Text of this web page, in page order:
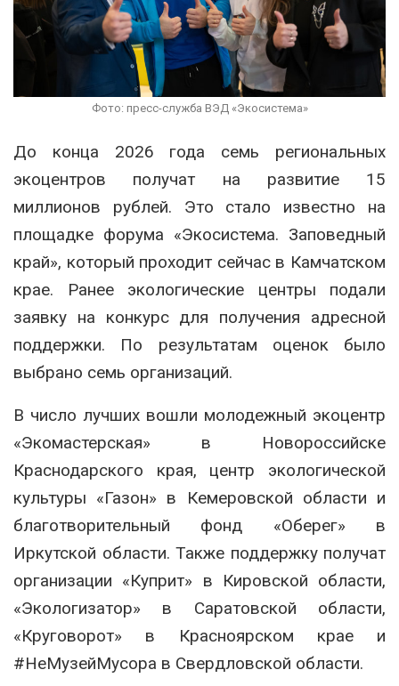
Фото: пресс-служба ВЭД «Экосистема»
До конца 2026 года семь региональных
экоцентров получат на развитие 15
миллионов рублей. Это стало известно на
площадке форума «Экосистема. Заповедный
край», который проходит сейчас в Камчатском
крае. Ранее экологические центры подали
заявку на конкурс для получения адресной
поддержки. По результатам оценок было
выбрано семь организаций.
В число лучших вошли молодежный экоцентр
«Экомастерская» в Новороссийске
Краснодарского края, центр экологической
культуры «Газон» в Кемеровской области и
благотворительный фонд «Оберег» в
Иркутской области. Также поддержку получат
организации «Куприт» в Кировской области,
«Экологизатор» в Саратовской области,
«Круговорот» в Красноярском крае и
#НеМузейМусора в Свердловской области.